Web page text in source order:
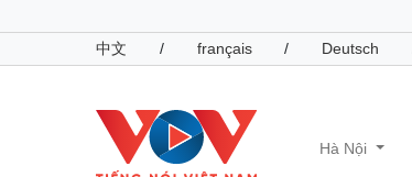
中文
/ français / Deutsch
Hà Nội